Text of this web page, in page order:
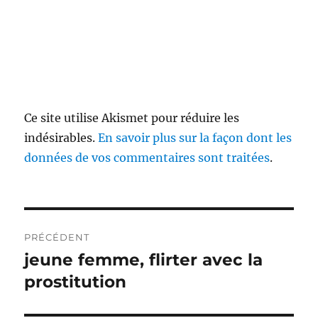
Ce site utilise Akismet pour réduire les
indésirables.En savoir plus sur la façon dont les
données de vos commentaires sont traitées.
de
l’article
PRÉCÉDENT
Publication
précédente :
jeune femme, flirter avec la
prostitution